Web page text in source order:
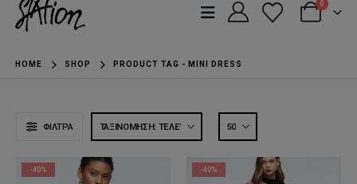
0
HOME SHOP PRODUCT TAG - MINI DRESS
ΦΊΛΤΡΑ
-40% -40%